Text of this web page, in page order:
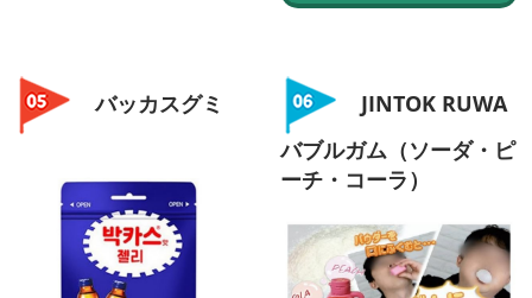
バッカスグミ
JINTOK RUWA
バブルガム（ソーダ・ピ
ーチ・コーラ）